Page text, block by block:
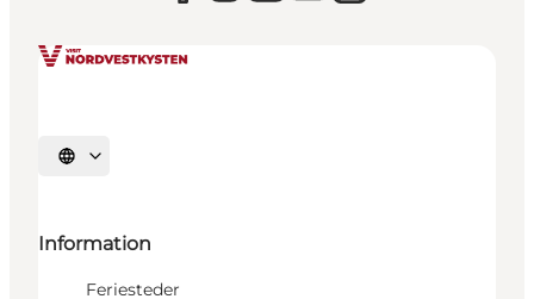
Velg språk
Information
Feriesteder